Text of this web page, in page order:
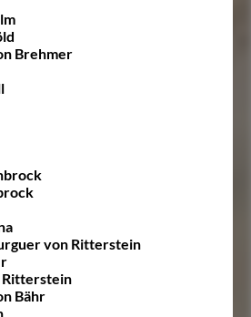
Brehmer
von Ritterstein
Ritterstein
Bähr